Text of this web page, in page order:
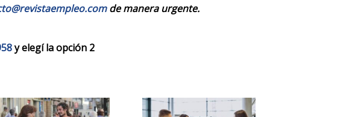
de manera urgente.
y elegí la opción 2